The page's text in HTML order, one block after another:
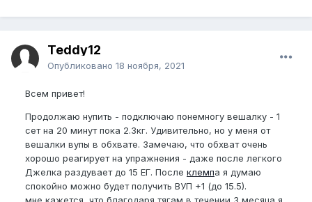
Teddy12
Опубликовано 18 ноября, 2021
Всем привет!
Продолжаю нупить - подключаю понемногу вешалку - 1
сет на 20 минут пока 2.3кг. Удивительно, но у меня от
вешалки вупы в обхвате. Замечаю, что обхват очень
хорошо реагирует на упражнения - даже после легкого
Джелка раздувает до 15 ЕГ. После клемпа я думаю
спокойно можно будет получить ВУП +1 (до 15.5).